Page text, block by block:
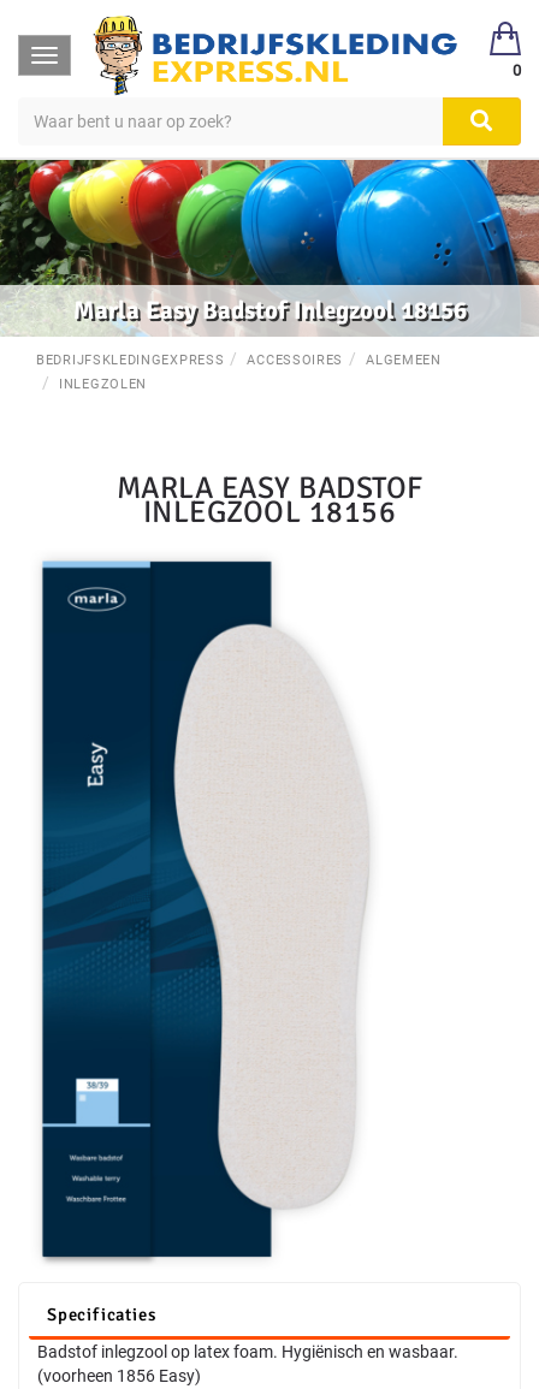
Toggle
navigation
0
Marla Easy Badstof Inlegzool 18156
BEDRIJFSKLEDINGEXPRESS ACCESSOIRES
ALGEMEEN
INLEGZOLEN
MARLA EASY BADSTOF
INLEGZOOL 18156
Specificaties
Badstof inlegzool op latex foam. Hygiënisch en wasbaar.
(voorheen 1856 Easy)